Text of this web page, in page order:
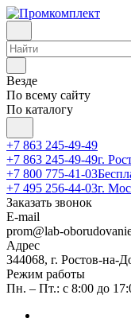
Везде
По всему сайту
По каталогу
+7 863 245-49-49
+7 863 245-49-49г.
+7 800 775-41-03
+7 495 256-44-03г.
Заказать звонок
E-mail
prom@lab-
Адрес
344068, г. Ростов-
Режим работы
Пн. – Пт.: с 8:00 до